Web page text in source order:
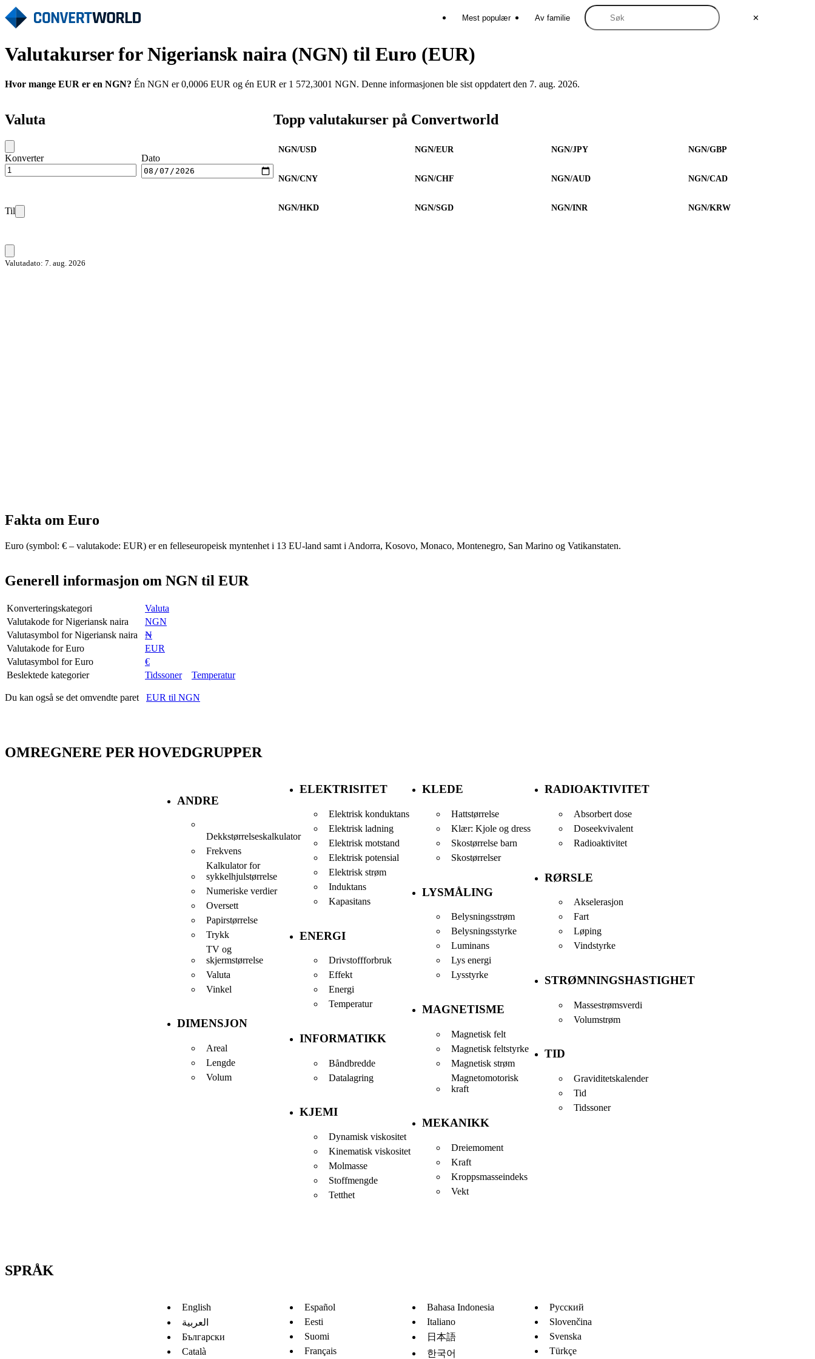
✕
Mest populær Av familie
Valutakurser for Nigeriansk naira (NGN) til Euro (EUR)
Hvor mange EUR er en NGN? Én NGN er 0,0006 EUR og én EUR er 1 572,3001 NGN. Denne informasjonen ble sist oppdatert den 7. aug. 2026.
Valuta
Konverter Dato
Til
Valutadato: 7. aug. 2026
Topp valutakurser på Convertworld
NGN/USD NGN/EUR NGN/JPY NGN/GBP
NGN/CNY NGN/CHF NGN/AUD NGN/CAD
NGN/HKD NGN/SGD NGN/INR NGN/KRW
Fakta om Euro
Euro (symbol: € – valutakode: EUR) er en felleseuropeisk myntenhet i 13 EU-land samt i Andorra, Kosovo, Monaco, Montenegro, San Marino og Vatikanstaten.
Generell informasjon om NGN til EUR
Konverteringskategori
Valuta
Valutakode for Nigeriansk naira
NGN
Valutasymbol for Nigeriansk naira
₦
Valutakode for Euro
EUR
Valutasymbol for Euro
€
Beslektede kategorier
Tidssoner Temperatur
Du kan også se det omvendte paret EUR til NGN
OMREGNERE PER HOVEDGRUPPER
ANDRE
Dekkstørrelseskalkulator
Frekvens
Kalkulator for
sykkelhjulstørrelse
Numeriske verdier
Oversett
Papirstørrelse
Trykk
TV og
skjermstørrelse
Valuta
Vinkel
DIMENSJON
Areal
Lengde
Volum
ELEKTRISITET
Elektrisk konduktans
Elektrisk ladning
Elektrisk motstand
Elektrisk potensial
Elektrisk strøm
Induktans
Kapasitans
ENERGI
Drivstoffforbruk
Effekt
Energi
Temperatur
INFORMATIKK
Båndbredde
Datalagring
KJEMI
Dynamisk viskositet
Kinematisk viskositet
Molmasse
Stoffmengde
Tetthet
KLEDE
Hattstørrelse
Klær: Kjole og dress
Skostørrelse barn
Skostørrelser
LYSMÅLING
Belysningsstrøm
Belysningsstyrke
Luminans
Lys energi
Lysstyrke
MAGNETISME
Magnetisk felt
Magnetisk feltstyrke
Magnetisk strøm
Magnetomotorisk
kraft
MEKANIKK
Dreiemoment
Kraft
Kroppsmasseindeks
Vekt
RADIOAKTIVITET
Absorbert dose
Doseekvivalent
Radioaktivitet
RØRSLE
Akselerasjon
Fart
Løping
Vindstyrke
STRØMNINGSHASTIGHET
Massestrømsverdi
Volumstrøm
TID
Graviditetskalender
Tid
Tidssoner
SPRÅK
English
العربية
Български
Català
Español
Eesti
Suomi
Français
Bahasa Indonesia
Italiano
日本語
한국어
Русский
Slovenčina
Svenska
Türkçe